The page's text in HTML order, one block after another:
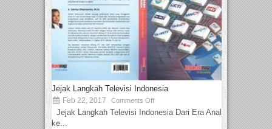
Jejak Langkah Televisi Indonesia
Feb 22, 2017 Comments Off
Jejak Langkah Televisi Indonesia Dari Era Analog
ke...